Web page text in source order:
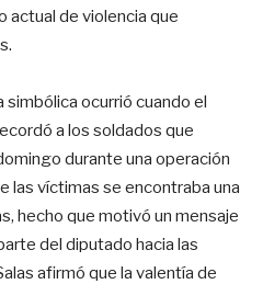
actual de violencia que
ocurrió cuando el
a los soldados que
durante una operación
las víctimas se encontraba una
hecho que motivó un mensaje
del diputado hacia las
afirmó que la valentía de